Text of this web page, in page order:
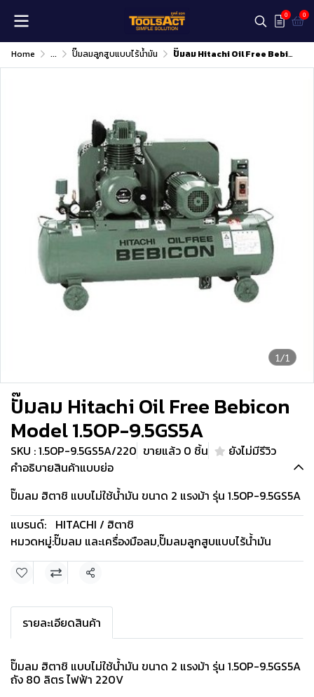
0 0
Home ... ปั๊มลมลูกสูบแบบไร้น้ำมัน ปั๊มลม Hitachi Oil Free Bebicon Model 1.5OP-9.5GS5A
1/1
ปั๊มลม Hitachi Oil Free Bebicon
Model 1.5OP-9.5GS5A
SKU : 1.5OP-9.5GS5A/220 ขายแล้ว 0 ชิ้น
ยังไม่มีรีวิว
คำอธิบายสินค้าแบบย่อ
ปั๊มลม ฮิตาชิ แบบไม่ใช้น้ำมัน ขนาด 2 แรงม้า รุ่น 1.5OP-9.5GS5A
แบรนด์: HITACHI / ฮิตาชิ
หมวดหมู่:ปั๊มลม และเครื่องมือลม,ปั๊มลมลูกสูบแบบไร้น้ำมัน
แชร์
รายละเอียดสินค้า
ปั๊มลม ฮิตาชิ แบบไม่ใช้น้ำมัน ขนาด 2 แรงม้า รุ่น 1.5OP-9.5GS5A
ถัง 80 ลิตร ไฟฟ้า 220V